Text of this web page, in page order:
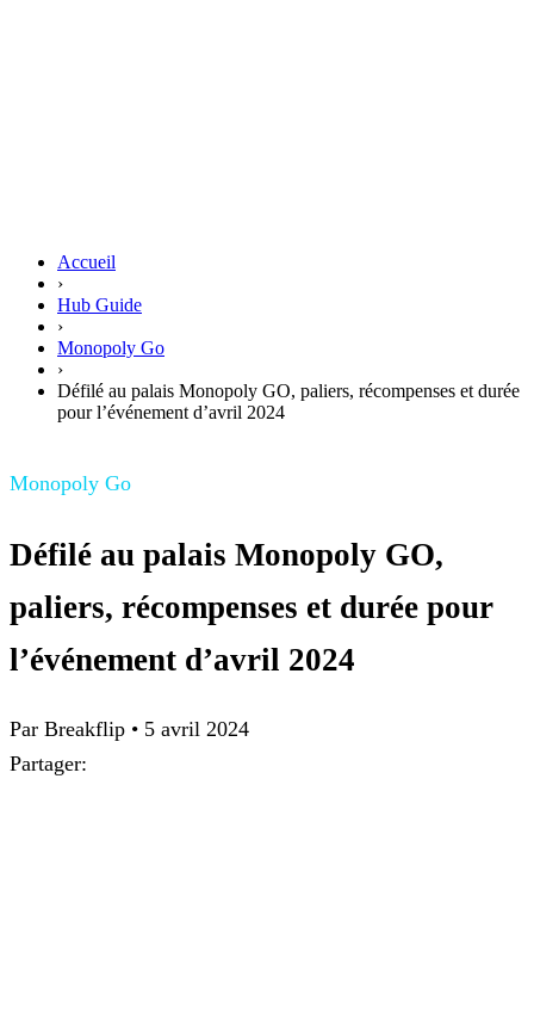
Accueil
›
Hub Guide
›
Monopoly Go
›
Défilé au palais Monopoly GO, paliers, récompenses et durée
pour l’événement d’avril 2024
Monopoly Go
Défilé au palais Monopoly GO,
paliers, récompenses et durée pour
l’événement d’avril 2024
Par Breakflip • 5 avril 2024
Partager: